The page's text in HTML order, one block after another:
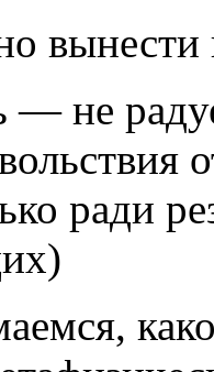
вынести
— не
ради